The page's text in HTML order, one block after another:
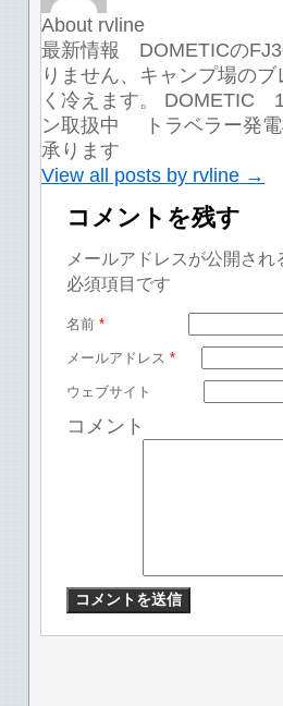
About rvline
最新情報 DOMETICの
りません、キャンプ場の
く冷えます。 DOMETIC
ン取扱中 トラベラー
承ります
View all posts by rvline →
コメントを残す
メールアドレスが公開さ
必須項目です
名前 *
メールアドレス *
ウェブサイト
コメント